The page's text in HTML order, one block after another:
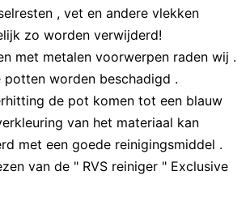
, vet en andere vlekken
zo worden verwijderd!
met metalen voorwerpen raden wij .
potten worden beschadigd .
de pot komen tot een blauw
van het materiaal kan
met een goede reinigingsmiddel .
van de " RVS reiniger " Exclusive